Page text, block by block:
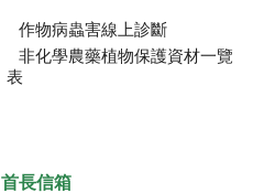
作物病蟲害線上診斷
非化學農藥植物保護資材一覽
表
首長信箱